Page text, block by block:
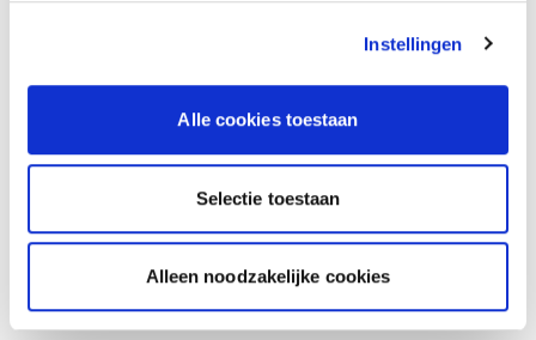
Instellingen
Alle cookies toestaan
Selectie toestaan
Alleen noodzakelijke cookies